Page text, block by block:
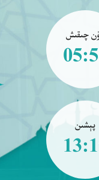
چىقىش
پېشىن
كَانَ عَلَيْكَ
وَلَقَدْ
٩٠ أَوْ
وَٱلْمَلَـٰٓئِكَةِ